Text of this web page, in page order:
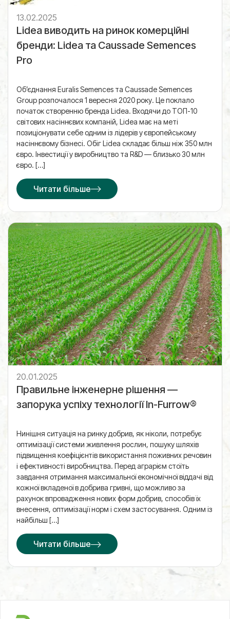
13.02.2025
Lidea виводить на ринок комерційні
бренди: Lidea та Caussade Semences
Pro
Об’єднання Euralis Semences та Caussade Semences
Group розпочалося 1 вересня 2020 року. Це поклало
початок створенню бренда Lidea. Входячи до ТОП-10
світових насіннєвих компаній, Lidea має на меті
позиціонувати себе одним із лідерів у європейському
насіннєвому бізнесі. Обіг Lidea складає більш ніж 350 млн
євро. Інвестиції у виробництво та R&D — близько 30 млн
євро. […]
Читати більше
20.01.2025
Правильне інженерне рішення —
запорука успіху технології In-Furrow®
Нинішня ситуація на ринку добрив, як ніколи, потребує
оптимізації системи живлення рослин, пошуку шляхів
підвищення коефіцієнтів використання поживних речовин
і ефективності виробництва. Перед аграрієм стоїть
завдання отримання максимальної економічної віддачі від
кожної вкладеної в добрива гривні, що можливо за
рахунок впровадження нових форм добрив, способів їх
внесення, оптимізації норм і схем застосування. Одним із
найбільш […]
Читати більше